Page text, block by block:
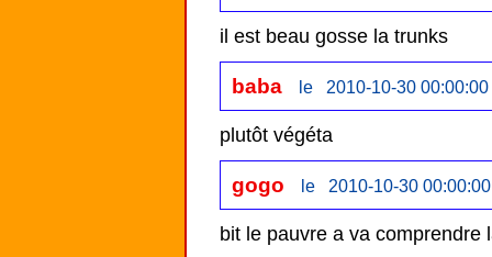
baba le 2010-10-30 00:00:00
plutôt végéta
gogo le 2010-10-30 00:00:00
bit le pauvre a va comprendre